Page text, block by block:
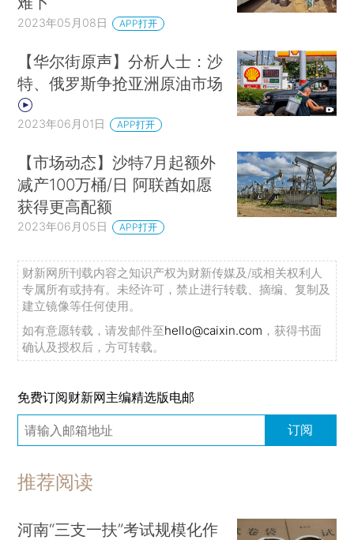
2023年05月08日 APP打开
【华尔街原声】分析人士：沙
特、俄罗斯争抢亚洲原油市场
2023年06月01日 APP打开
【市场动态】沙特7月起额外
减产100万桶/日 阿联酋如愿
获得更高配额
2023年06月05日 APP打开
财新网所刊载内容之知识产权为财新传媒及/或相关权利人
专属所有或持有。未经许可，禁止进行转载、摘编、复制及
建立镜像等任何使用。
如有意愿转载，请发邮件至hello@caixin.com ，获得书面
确认及授权后，方可转载。
免费订阅财新网主编精选版电邮
订阅
推荐阅读
河南“三支一扶”考试规模化作